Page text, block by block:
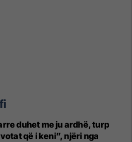
duhet me ju ardhë, turp
që i keni”, njëri nga